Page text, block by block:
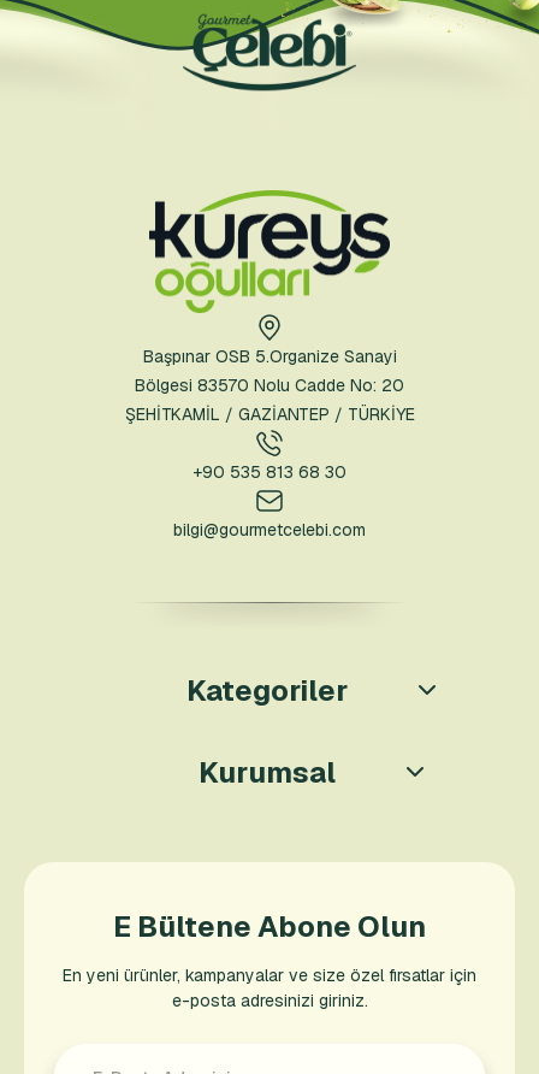
Başpınar OSB 5.Organize Sanayi
Bölgesi 83570 Nolu Cadde No: 20
ŞEHİTKAMİL / GAZİANTEP / TÜRKİYE
+90 535 813 68 30
bilgi@gourmetcelebi.com
Kategoriler
Kurumsal
E Bültene Abone Olun
En yeni ürünler, kampanyalar ve size özel fırsatlar için
e-posta adresinizi giriniz.